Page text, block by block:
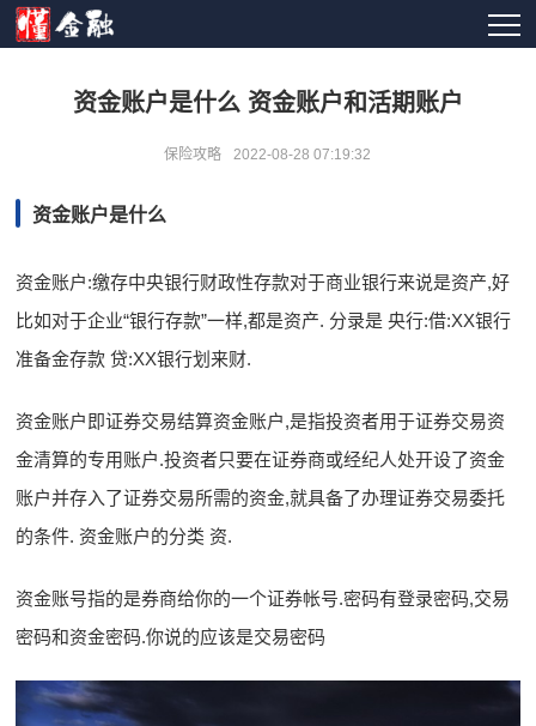
资金账户是什么 资金账户和活期账户
保险攻略 2022-08-28 07:19:32
资金账户是什么
资金账户:缴存中央银行财政性存款对于商业银行来说是资产,好
比如对于企业“银行存款”一样,都是资产. 分录是 央行:借:XX银行
准备金存款 贷:XX银行划来财.
资金账户即证券交易结算资金账户,是指投资者用于证券交易资
金清算的专用账户.投资者只要在证券商或经纪人处开设了资金
账户并存入了证券交易所需的资金,就具备了办理证券交易委托
的条件. 资金账户的分类 资.
资金账号指的是券商给你的一个证券帐号.密码有登录密码,交易
密码和资金密码.你说的应该是交易密码